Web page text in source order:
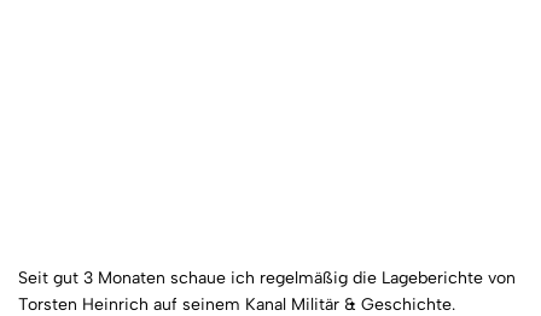
Seit gut 3 Monaten schaue ich regelmäßig die Lageberichte von
Torsten Heinrich auf seinem Kanal Militär & Geschichte.